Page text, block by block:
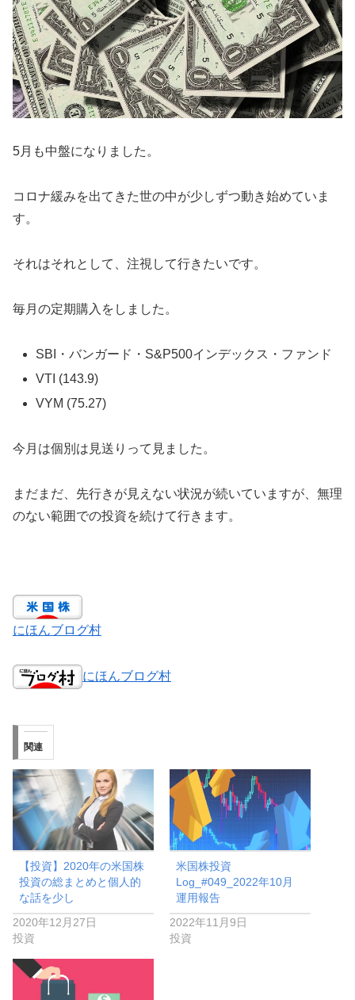
5月も中盤になりました。
コロナ緩みを出てきた世の中が少しずつ動き始めていま
す。
それはそれとして、注視して行きたいです。
毎月の定期購入をしました。
SBI・バンガード・S&P500インデックス・ファンド
VTI (143.9)
VYM (75.27)
今月は個別は見送りって見ました。
まだまだ、先行きが見えない状況が続いていますが、無理
のない範囲での投資を続けて行きます。
にほんブログ村
にほんブログ村
関連
【投資】2020年の米国株
投資の総まとめと個人的
な話を少し
2020年12月27日
投資
米国株投資
Log_#049_2022年10月
運用報告
2022年11月9日
投資